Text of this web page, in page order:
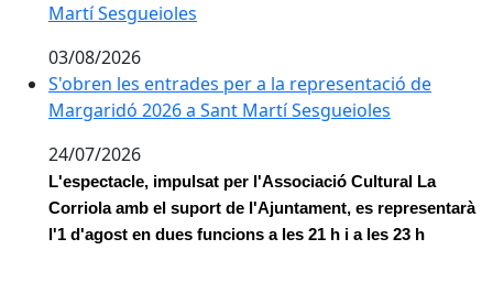
Martí Sesgueioles
03/08/2026
S'obren les entrades per a la representació de
S'obren les entrades per a la representació de
Margaridó 2026 a Sant Martí Sesgueioles
24/07/2026
L'espectacle, impulsat per l'Associació Cultural La
Corriola amb el suport de l'Ajuntament, es representarà
l'1 d'agost en dues funcions a les 21 h i a les 23 h